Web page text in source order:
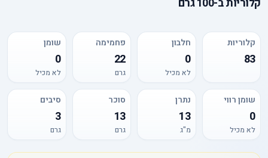
קלוריותב-100 גרם
קלוריות
83
חלבון
0
לא מכיל
פחמימה
22
גרם
שומן
0
לא מכיל
שומן רווי
0
לא מכיל
נתרן
13
מ"ג
סוכר
13
גרם
סיבים
3
גרם